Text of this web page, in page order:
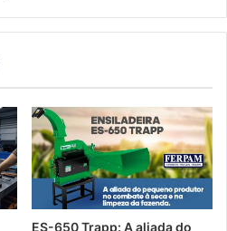
ES-650 Trapp: A aliada do